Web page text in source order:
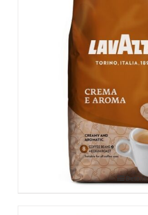
Lavazza Crema e Aroma 1kg
Details